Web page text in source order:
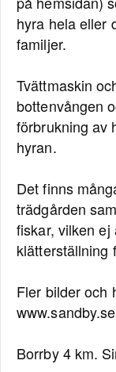
hyra hela eller
familjer.
Tvättmaskin
bottenvången
förbrukning av
hyran.
Det finns
trädgården
fiskar, vilken ej
klätterställning
Fler bilder och
www.sandby.se
Borrby 4 km.